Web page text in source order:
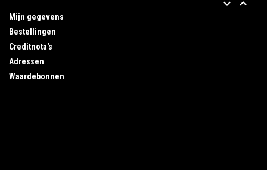
 
Mijn gegevens
Bestellingen
Creditnota's
Adressen
Waardebonnen